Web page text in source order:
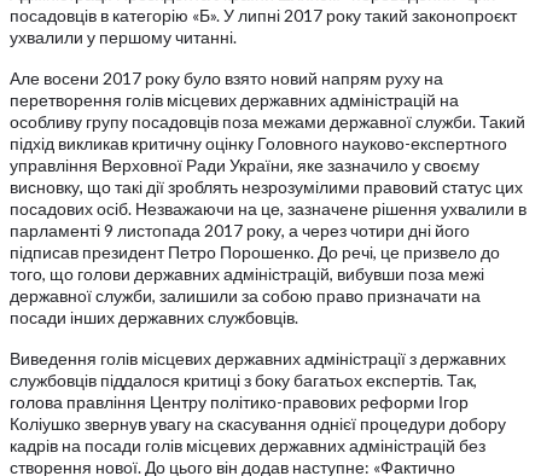
посадовців в категорію «Б». У липні 2017 року такий законопроєкт
ухвалили у першому читанні.
Але восени 2017 року було взято новий напрям руху на
перетворення голів місцевих державних адміністрацій на
особливу групу посадовців поза межами державної служби. Такий
підхід викликав критичну оцінку Головного науково-експертного
управління Верховної Ради України, яке зазначило у своєму
висновку, що такі дії зроблять незрозумілими правовий статус цих
посадових осіб. Незважаючи на це, зазначене рішення ухвалили в
парламенті 9 листопада 2017 року, а через чотири дні його
підписав президент Петро Порошенко. До речі, це призвело до
того, що голови державних адміністрацій, вибувши поза межі
державної служби, залишили за собою право призначати на
посади інших державних службовців.
Виведення голів місцевих державних адміністрації з державних
службовців піддалося критиці з боку багатьох експертів. Так,
голова правління Центру політико-правових реформи Ігор
Коліушко звернув увагу на скасування однієї процедури добору
кадрів на посади голів місцевих державних адміністрацій без
створення нової. До цього він додав наступне: «Фактично